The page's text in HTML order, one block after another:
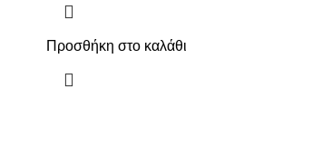
Προσθήκη στο καλάθι